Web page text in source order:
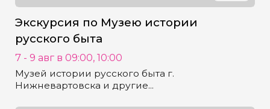
Экскурсия по Музею истории
русского быта
7 - 9 авг в 09:00, 10:00
Музей истории русского быта г.
Нижневартовска и другие...